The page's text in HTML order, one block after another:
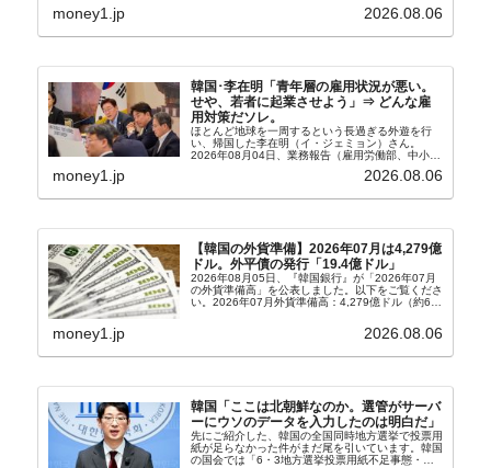
money1.jp 2026.08.06
韓国･李在明「青年層の雇用状況が悪い。
せや、若者に起業させよう」⇒ どんな雇
用対策だソレ。
ほとんど地球を一周するという長過ぎる外遊を行
い、帰国した李在明（イ・ジェミョン）さん。
2026年08月04日、業務報告（雇用労働部、中小ベ
上、韓国大統領に成りおおせた李在明（イ・ジェミ
money1.jp 2026.08.06
【韓国の外貨準備】2026年07月は4,279億
ドル。外平債の発行「19.4億ドル」
2026年08月05日、『韓国銀行』が「2026年07月
の外貨準備高」を公表しました。以下をご覧くださ
い。2026年07月外貨準備高：4,279億ドル（約67
money1.jp 2026.08.06
韓国「ここは北朝鮮なのか。選管がサーバ
ーにウソのデータを入力したのは明白だ」
先にご紹介した、韓国の全国同時地方選挙で投票用
紙が足らなかった件がまだ尾を引いています。韓国
の国会では「6・3地方選挙投票用紙不足事態・国